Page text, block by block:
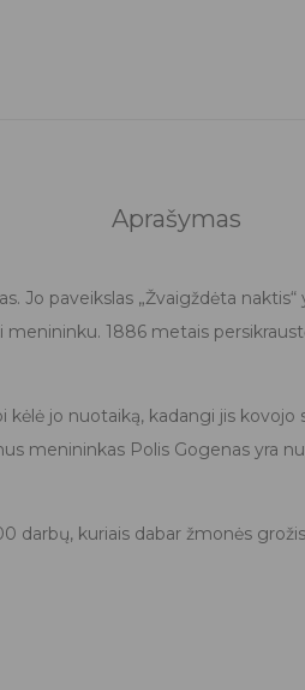
Aprašymas
Jo paveikslas „Žvaigždėta
1886 metais
jo nuotaiką, kadangi jis
menininkas Polis Gogenas yra
kuriais dabar žmonės